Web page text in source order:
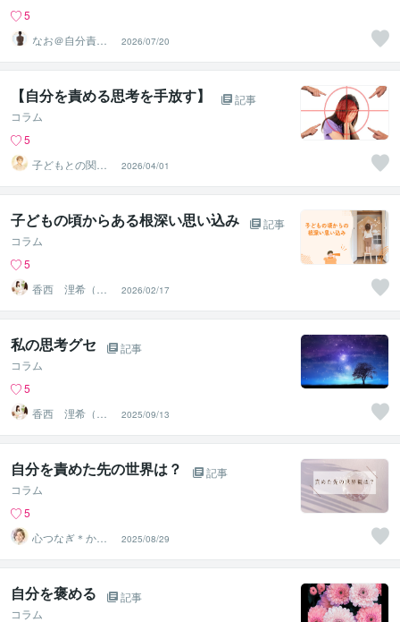
5
なお＠自分責め
をほどく｜心の
声相談室
2026/07/20
【自分を責める思考を手放す】
記事
コラム
5
子どもとの関わ
りに悩む人の内
面整理
2026/04/01
子どもの頃からある根深い思い込み
記事
コラム
5
香西 浬希（こ
うざい りの）
カウンセラー
2026/02/17
私の思考グセ
記事
コラム
5
香西 浬希（こ
うざい りの）
カウンセラー
2025/09/13
自分を責めた先の世界は？
記事
コラム
5
心つなぎ＊かず
み＊
2025/08/29
自分を褒める
記事
コラム